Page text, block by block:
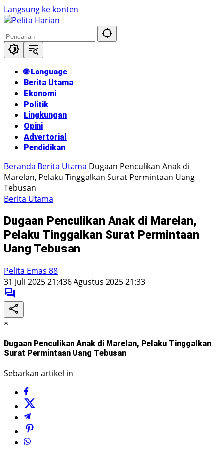
Langsung ke konten
🌐 Language
Berita Utama
Ekonomi
Politik
Lingkungan
Opini
Advertorial
Pendidikan
Beranda Berita Utama Dugaan Penculikan Anak di
Marelan, Pelaku Tinggalkan Surat Permintaan Uang
Tebusan
Berita Utama
Dugaan Penculikan Anak di Marelan,
Pelaku Tinggalkan Surat Permintaan
Uang Tebusan
Pelita Emas 88
31 Juli 2025 21:436 Agustus 2025 21:33
×
Dugaan Penculikan Anak di Marelan, Pelaku Tinggalkan
Surat Permintaan Uang Tebusan
Sebarkan artikel ini